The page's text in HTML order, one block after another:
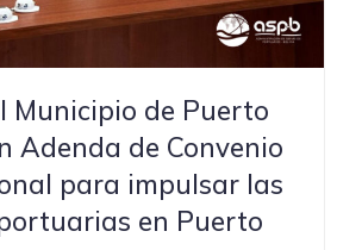
Municipio de Puerto
Adenda de Convenio
para impulsar las
en Puerto